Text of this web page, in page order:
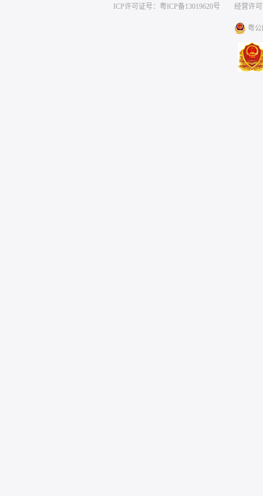
ICP许可证号：粤ICP备13019620号 经营许可
粤公